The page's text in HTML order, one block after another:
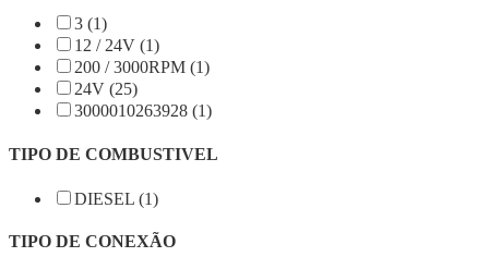
3 (1)
12 / 24V (1)
200 / 3000RPM (1)
24V (25)
3000010263928 (1)
TIPO DE COMBUSTIVEL
DIESEL (1)
TIPO DE CONEXÃO